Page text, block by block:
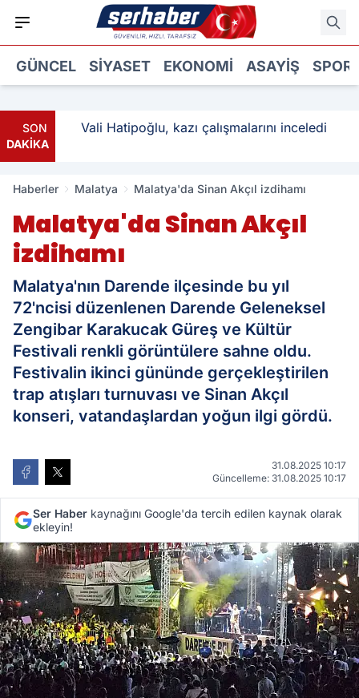
GÜNCEL SIYASET EKONOMI ASAYIŞ SPOR
SON
DAKİKA
Vali Hatipoğlu, kazı çalışmalarını inceledi
Haberler Malatya Malatya'da Sinan Akçıl izdihamı
Malatya'da Sinan Akçıl
izdihamı
Malatya'nın Darende ilçesinde bu yıl
72'ncisi düzenlenen Darende Geleneksel
Zengibar Karakucak Güreş ve Kültür
Festivali renkli görüntülere sahne oldu.
Festivalin ikinci gününde gerçekleştirilen
trap atışları turnuvası ve Sinan Akçıl
konseri, vatandaşlardan yoğun ilgi gördü.
31.08.2025 10:17
Güncelleme: 31.08.2025 10:17
Ser Haber kaynağını Google'da tercih edilen kaynak olarak
ekleyin!